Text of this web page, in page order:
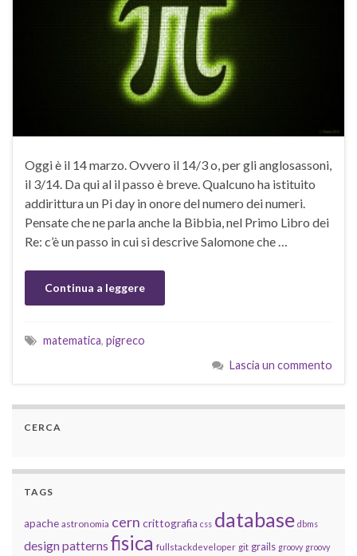
Oggi è il 14 marzo. Ovvero il 14/3 o, per gli anglosassoni,
il 3/14. Da qui al il passo è breve. Qualcuno ha istituito
addirittura un Pi day in onore del numero dei numeri.
Pensate che ne parla anche la Bibbia, nel Primo Libro dei
Re: c’è un passo in cui si descrive Salomone che …
Continua a leggere
matematica, pigreco
Lascia un commento
CERCA
TAGS
apache astronomia cern crittografia css database dbms
design patterns fisica fullstackdeveloper git grails groovy groovy